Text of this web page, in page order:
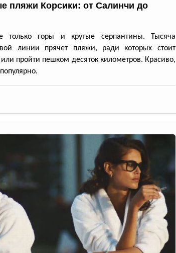
пляжи Корсики: от Салинчи до
только горы и крутые серпантины. Тысяча
линии прячет пляжи, ради которых стоит
или пройти пешком десяток километров. Красиво,